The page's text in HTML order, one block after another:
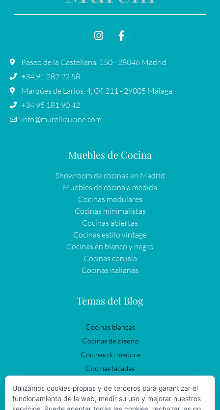
Paseo de la Castellana, 150 - 28046 Madrid
+34 91 282 22 58
Marqúes de Larios, 4, Of. 211 - 29005 Málaga
+34 95 181 90 42
info@murellicucine.com
Muebles de Cocina
Showroom de cocinas en Madrid
Muebles de cocina a medida
Cocinas modulares
Cocinas minimalistas
Cocinas abiertas
Cocinas estilo vintage
Cocinas en blanco y negro
Cocinas con isla
Cocinas italianas
Temas del Blog
Cocinas blancas
Cocinas de diseño
Cocinas de madera
Cocinas lacadas
Cocinas negras
Utilizamos cookies propias y de terceros para garantizar el
funcionamiento de la web, medir su uso y mejorar nuestros